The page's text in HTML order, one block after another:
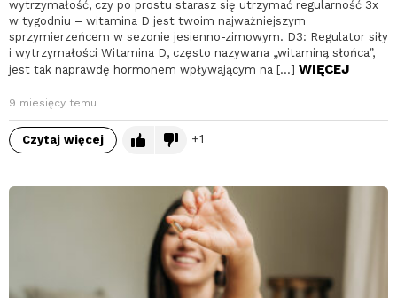
wytrzymałość, czy po prostu starasz się utrzymać regularność 3x
w tygodniu – witamina D jest twoim najważniejszym
sprzymierzeńcem w sezonie jesienno-zimowym. D3: Regulator siły
i wytrzymałości Witamina D, często nazywana „witaminą słońca”,
jest tak naprawdę hormonem wpływającym na […] WIĘCEJ
9 miesięcy temu
Czytaj więcej 1